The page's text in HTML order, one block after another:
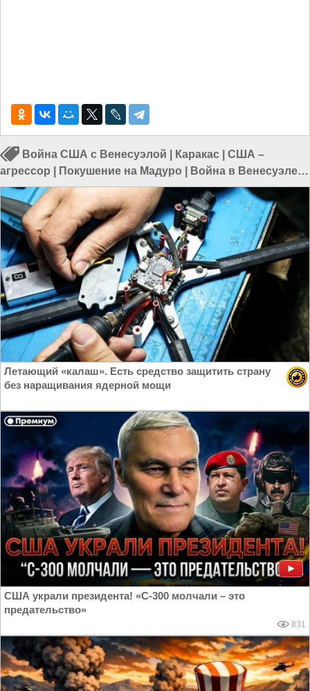
Война США с Венесуэлой Каракас
США –
агрессор
Покушение на Мадуро Война в Венесуэле|
Политика в мире
Летающий «калаш». Есть средство защитить страну
без наращивания ядерной мощи
США украли президента! «С-300 молчали – это
предательство»
831